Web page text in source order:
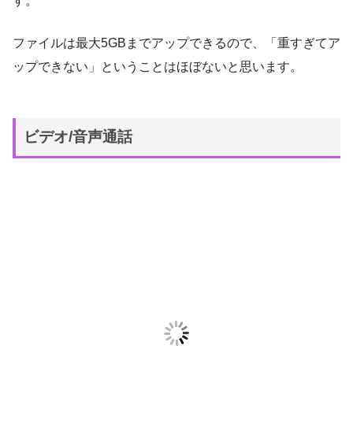
ファイルは最大5GBまでアップできるので、「重すぎてア
ップできない」ということはほぼないと思います。
ビデオ/音声通話